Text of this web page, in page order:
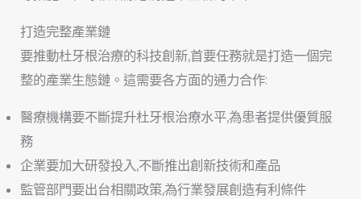
打造完整產業鏈
要推動杜牙根治療的科技創新,首要任務就是打造一個完
整的產業生態鏈。這需要各方面的通力合作:
醫療機構要不斷提升杜牙根治療水平,為患者提供優質服
務
企業要加大研發投入,不斷推出創新技術和產品
監管部門要出台相關政策,為行業發展創造有利條件